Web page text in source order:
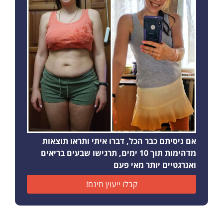
אם ניסיתם כבר הכל, דברו איתי ותראו תוצאות
מדהימות תוך 10 ימים, תרגישו שבעים בריאים
ואנרגטיים יותר מאי פעם
קבלו ייעוץ חינם!